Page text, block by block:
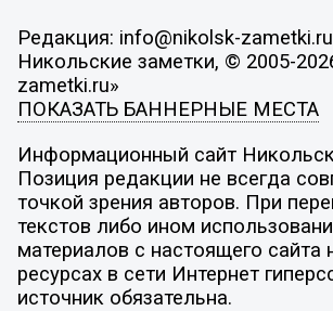
Редакция: info@nikolsk-zametki.ru
Никольские заметки, © 2005-
zametki.ru»
ПОКАЗАТЬ БАННЕРНЫЕ МЕСТА
Информационный сайт
Позиция редакции не всегда
точкой зрения авторов. При
текстов либо ином
материалов с настоящего сайта
ресурсах в сети Интернет
источник обязательна.